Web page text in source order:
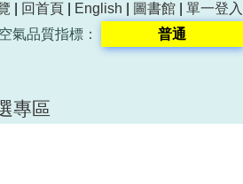
回首頁 English 圖書館
單一登入
氣品質指標：
普通
專區